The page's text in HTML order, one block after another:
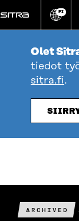
suoraan
sisältöön
Vaihda
kieli
FI
Olet
tiedot
sitra.fi.
ARCHIVED